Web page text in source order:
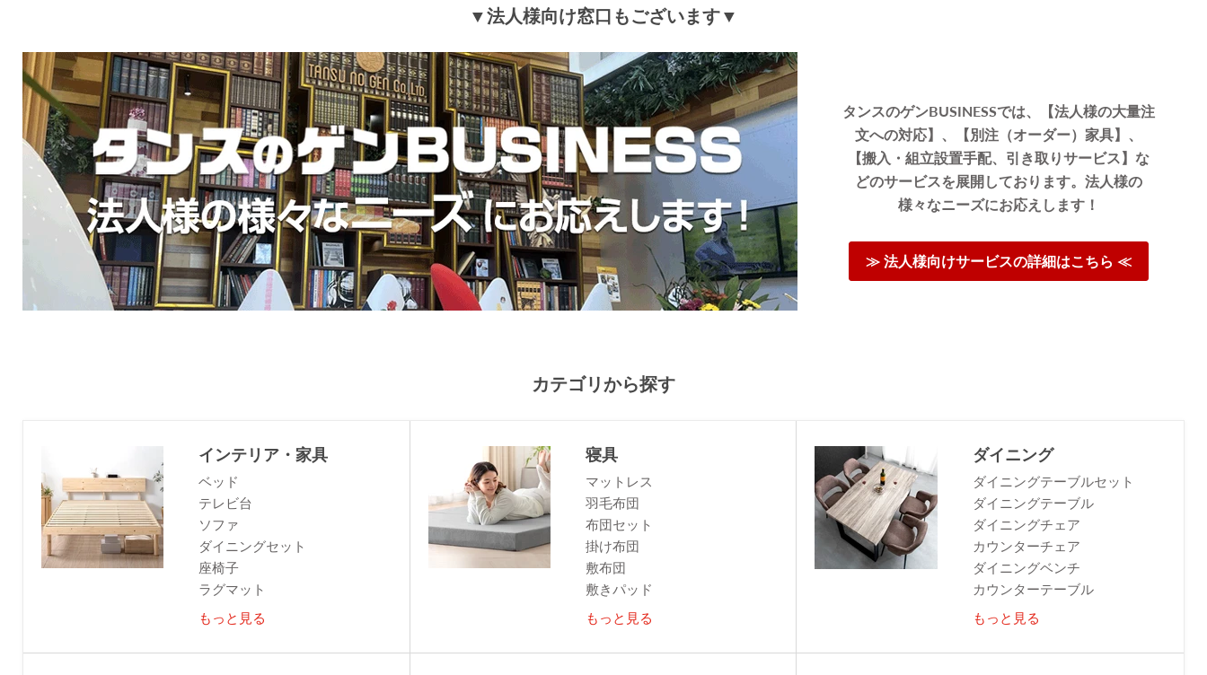
▼法人様向け窓口もございます▼
タンスのゲンBUSINESSでは、【法人様の大量注
文への対応】、【別注（オーダー）家具】、
【搬入・組立設置手配、引き取りサービス】な
どのサービスを展開しております。法人様の
様々なニーズにお応えします！
≫ 法人様向けサービスの詳細はこちら ≪
カテゴリから探す
インテリア・家具
ベッド
テレビ台
ソファ
ダイニングセット
座椅子
ラグマット
もっと見る
寝具
マットレス
羽毛布団
布団セット
掛け布団
敷布団
敷きパッド
もっと見る
ダイニング
ダイニングテーブルセット
ダイニングテーブル
ダイニングチェア
カウンターチェア
ダイニングベンチ
カウンターテーブル
もっと見る